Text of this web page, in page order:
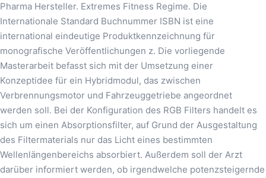
Pharma Hersteller. Extremes Fitness Regime. Die
Internationale Standard Buchnummer ISBN ist eine
international eindeutige Produktkennzeichnung für
monografische Veröffentlichungen z. Die vorliegende
Masterarbeit befasst sich mit der Umsetzung einer
Konzeptidee für ein Hybridmodul, das zwischen
Verbrennungsmotor und Fahrzeuggetriebe angeordnet
werden soll. Bei der Konfiguration des RGB Filters handelt es
sich um einen Absorptionsfilter, auf Grund der Ausgestaltung
des Filtermaterials nur das Licht eines bestimmten
Wellenlängenbereichs absorbiert. Außerdem soll der Arzt
darüber informiert werden, ob irgendwelche potenzsteigernde